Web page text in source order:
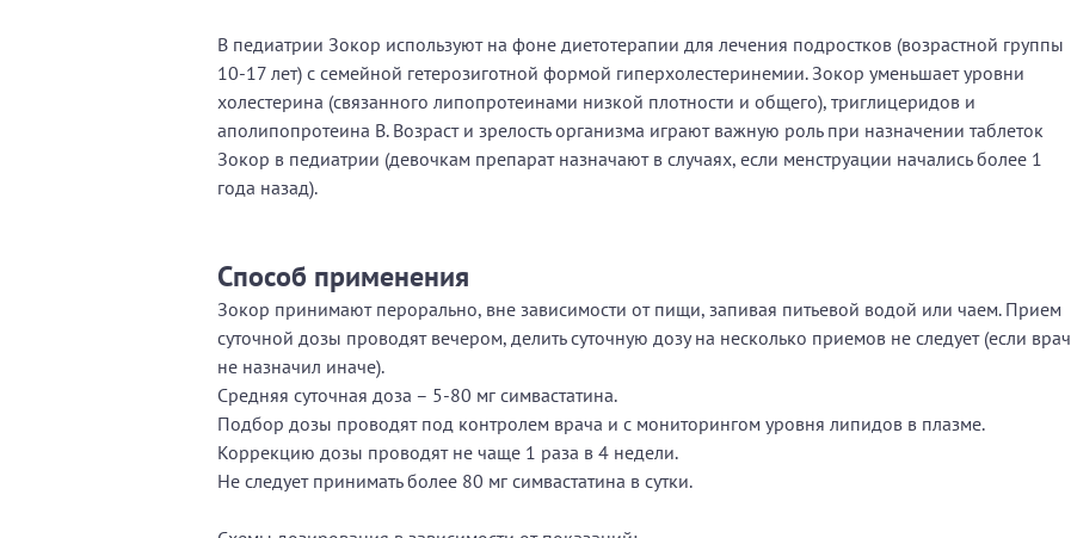
В педиатрии Зокор используют на фоне диетотерапии для лечения подростков (возрастной группы
10-17 лет) с семейной гетерозиготной формой гиперхолестеринемии. Зокор уменьшает уровни
холестерина (связанного липопротеинами низкой плотности и общего), триглицеридов и
аполипопротеина В. Возраст и зрелость организма играют важную роль при назначении таблеток
Зокор в педиатрии (девочкам препарат назначают в случаях, если менструации начались более 1
года назад).
Способ применения
Зокор принимают перорально, вне зависимости от пищи, запивая питьевой водой или чаем. Прием
суточной дозы проводят вечером, делить суточную дозу на несколько приемов не следует (если врач
не назначил иначе).
Средняя суточная доза – 5-80 мг симвастатина.
Подбор дозы проводят под контролем врача и с мониторингом уровня липидов в плазме.
Коррекцию дозы проводят не чаще 1 раза в 4 недели.
Не следует принимать более 80 мг симвастатина в сутки.